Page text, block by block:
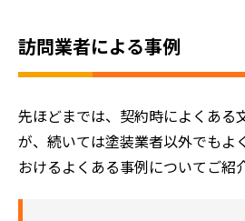
訪問業者による事例
先ほどまでは、契約時によくある
が、続いては塗装業者以外でもよ
おけるよくある事例についてご紹